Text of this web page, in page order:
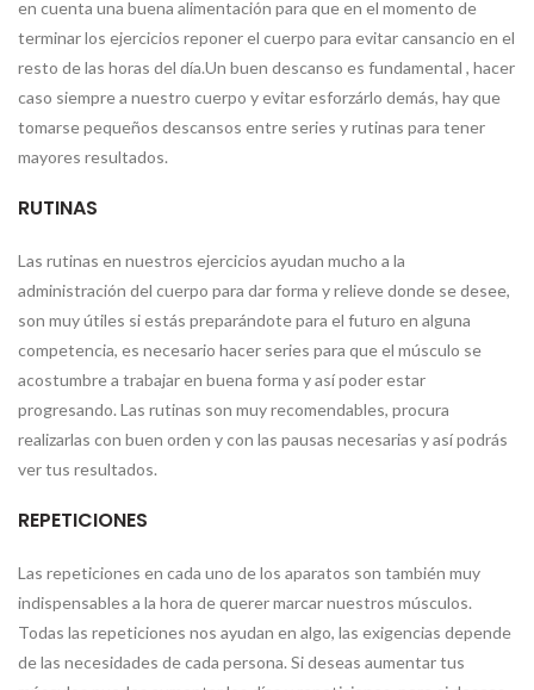
en cuenta una buena alimentación para que en el momento de
terminar los ejercicios reponer el cuerpo para evitar cansancio en el
resto de las horas del día.Un buen descanso es fundamental , hacer
caso siempre a nuestro cuerpo y evitar esforzárlo demás, hay que
tomarse pequeños descansos entre series y rutinas para tener
mayores resultados.
RUTINAS
Las rutinas en nuestros ejercicios ayudan mucho a la
administración del cuerpo para dar forma y relieve donde se desee,
son muy útiles si estás preparándote para el futuro en alguna
competencia, es necesario hacer series para que el músculo se
acostumbre a trabajar en buena forma y así poder estar
progresando. Las rutinas son muy recomendables, procura
realizarlas con buen orden y con las pausas necesarias y así podrás
ver tus resultados.
REPETICIONES
Las repeticiones en cada uno de los aparatos son también muy
indispensables a la hora de querer marcar nuestros músculos.
Todas las repeticiones nos ayudan en algo, las exigencias depende
de las necesidades de cada persona. Si deseas aumentar tus